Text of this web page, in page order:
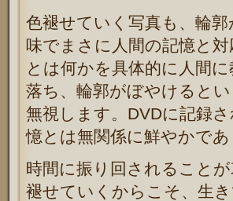
色褪せていく写真も、輪
味でまさに人間の記憶と
とは何かを具体的に人間
落ち、輪郭がぼやけると
無視します。DVDに記録
憶とは無関係に鮮やかで
時間に振り回されること
褪せていくからこそ、生